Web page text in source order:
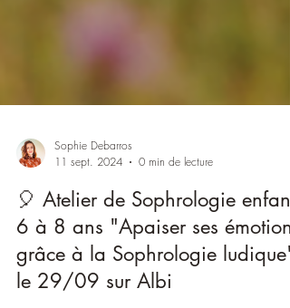
11 sept. 2024
0 min de lecture
🎈 Atelier de Sophrologie enfants
6 à 8 ans "Apaiser ses émotions
grâce à la Sophrologie ludique"